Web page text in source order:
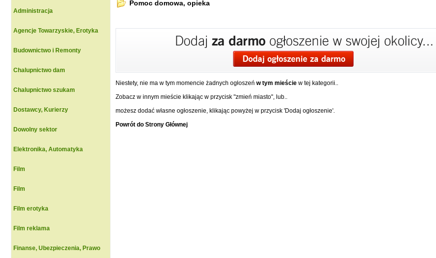
Administracja
Agencje Towarzyskie, Erotyka
Budownictwo i Remonty
Chalupnictwo dam
Chalupnictwo szukam
Dostawcy, Kurierzy
Dowolny sektor
Elektronika, Automatyka
Film
Film
Film erotyka
Film reklama
Finanse, Ubezpieczenia, Prawo
Pomoc domowa, opieka
Niestety, nie ma w tym momencie żadnych ogłoszeń w tym mieście w tej kategorii..
Zobacz w innym mieście klikając w przycisk "zmień miasto", lub..
możesz dodać własne ogłoszenie, klikając powyżej w przycisk 'Dodaj ogłoszenie'.
Powrót do Strony Głównej